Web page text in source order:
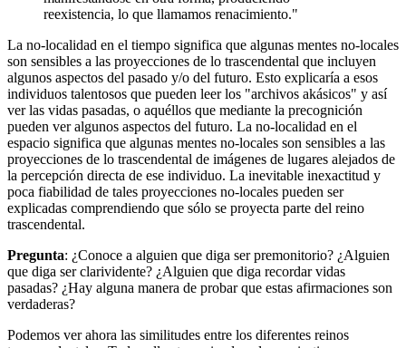
reexistencia, lo que llamamos renacimiento."
La no-localidad en el tiempo significa que algunas mentes no-locales
son sensibles a las proyecciones de lo trascendental que incluyen
algunos aspectos del pasado y/o del futuro. Esto explicaría a esos
individuos talentosos que pueden leer los "archivos akásicos" y así
ver las vidas pasadas, o aquéllos que mediante la precognición
pueden ver algunos aspectos del futuro. La no-localidad en el
espacio significa que algunas mentes no-locales son sensibles a las
proyecciones de lo trascendental de imágenes de lugares alejados de
la percepción directa de ese individuo. La inevitable inexactitud y
poca fiabilidad de tales proyecciones no-locales pueden ser
explicadas comprendiendo que sólo se proyecta parte del reino
trascendental.
Pregunta: ¿Conoce a alguien que diga ser premonitorio? ¿Alguien
que diga ser clarividente? ¿Alguien que diga recordar vidas
pasadas? ¿Hay alguna manera de probar que estas afirmaciones son
verdaderas?
Podemos ver ahora las similitudes entre los diferentes reinos